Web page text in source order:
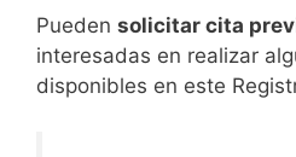
​Pueden solicitar cita
interesadas en realizar
disponibles en este